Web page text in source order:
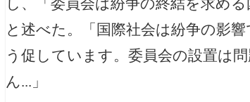
し、「委員会は紛争の終結を求め
と述べた。「国際社会は紛争の影
う促しています。委員会の設置は
ん...」